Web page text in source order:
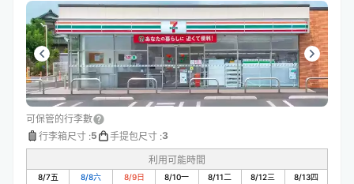
可保管的行李數
行李箱尺寸 :5 手提包尺寸 :3
利用可能時間
8/7五 8/8六 8/9日 8/10一 8/11二 8/12三 8/13四